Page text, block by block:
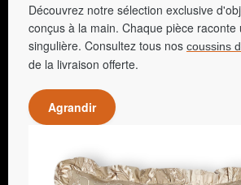
Découvrez notre sélection exclusive
conçus à la main. Chaque pièce raconte
singulière. Consultez tous nos coussins
de la livraison offerte.
Agrandir